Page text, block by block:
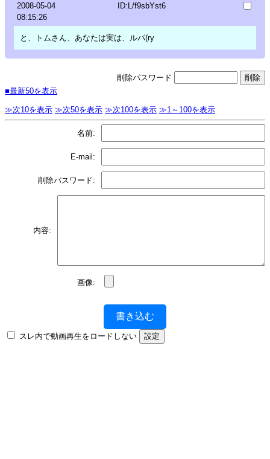
2008-05-04
08:15:26
ID:L/f9sbYst6
と、トムさん、あなたは実は、ルパ(ry
削除パスワード
■最新50を表示
≫次10を表示 ≫次50を表示 ≫次100を表示 ≫1～100を表示
名前:
E-mail:
削除パスワード:
内容:
画像:
書き込む
スレ内で動画再生をロードしない